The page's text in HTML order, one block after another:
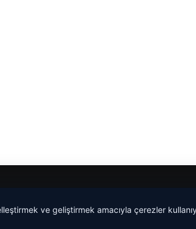
ve geliştirmek amacıyla çerezler
and study |
lemagrup.com.tr